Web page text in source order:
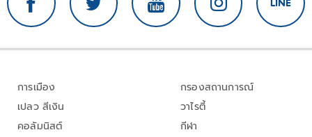
การเมือง
เปลว สีเงิน
คอลัมนิสต์
กรองสถานการณ์
วาไรตี้
กีฬา